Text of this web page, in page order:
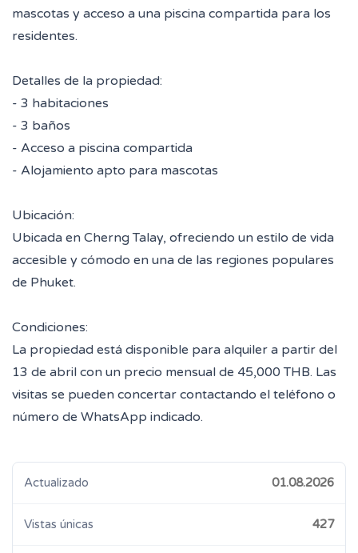
mascotas y acceso a una piscina compartida para los
residentes.
Detalles de la propiedad:
- 3 habitaciones
- 3 baños
- Acceso a piscina compartida
- Alojamiento apto para mascotas
Ubicación:
Ubicada en Cherng Talay, ofreciendo un estilo de vida
accesible y cómodo en una de las regiones populares
de Phuket.
Condiciones:
La propiedad está disponible para alquiler a partir del
13 de abril con un precio mensual de 45,000 THB. Las
visitas se pueden concertar contactando el teléfono o
número de WhatsApp indicado.
Actualizado 01.08.2026
Vistas únicas 427